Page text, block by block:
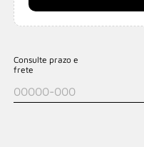
Consulte prazo e
frete